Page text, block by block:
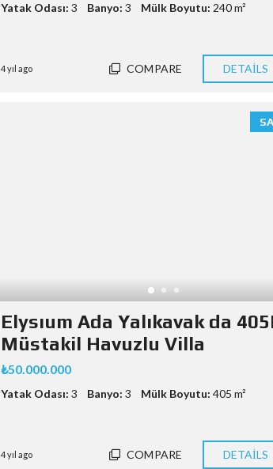
Yatak Odası: 3 Banyo: 3 Mülk Boyutu: 240 m²
4 yıl ago COMPARE DETAILS
Elysıum Ada Yalıkavak da
Müstakil Havuzlu Villa
₺50.000.000
Yatak Odası: 3 Banyo: 3 Mülk Boyutu: 405 m²
4 yıl ago COMPARE DETAILS